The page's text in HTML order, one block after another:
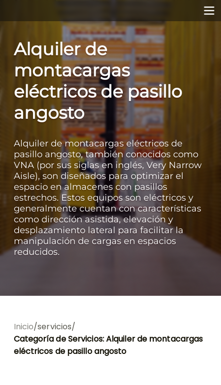
Alquiler de
montacargas
eléctricos de pasillo
angosto
Alquiler de montacargas eléctricos de
pasillo angosto, también conocidos como
VNA (por sus siglas en inglés, Very Narrow
Aisle), son diseñados para optimizar el
espacio en almacenes con pasillos
estrechos. Estos equipos son eléctricos y
generalmente cuentan con características
como dirección asistida, elevación y
desplazamiento lateral para facilitar la
manipulación de cargas en espacios
reducidos.
Inicio/servicios/
Categoría de Servicios:Alquiler de montacargas
eléctricos de pasillo angosto